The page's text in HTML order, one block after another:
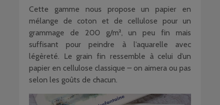
Cette gamme nous propose un papier en
mélange de coton et de cellulose pour un
grammage de 200 g/m², un peu fin mais
suffisant pour peindre à l’aquarelle avec
légèreté. Le grain fin ressemble à celui d’un
papier en cellulose classique – on aimera ou pas
selon les goûts de chacun.